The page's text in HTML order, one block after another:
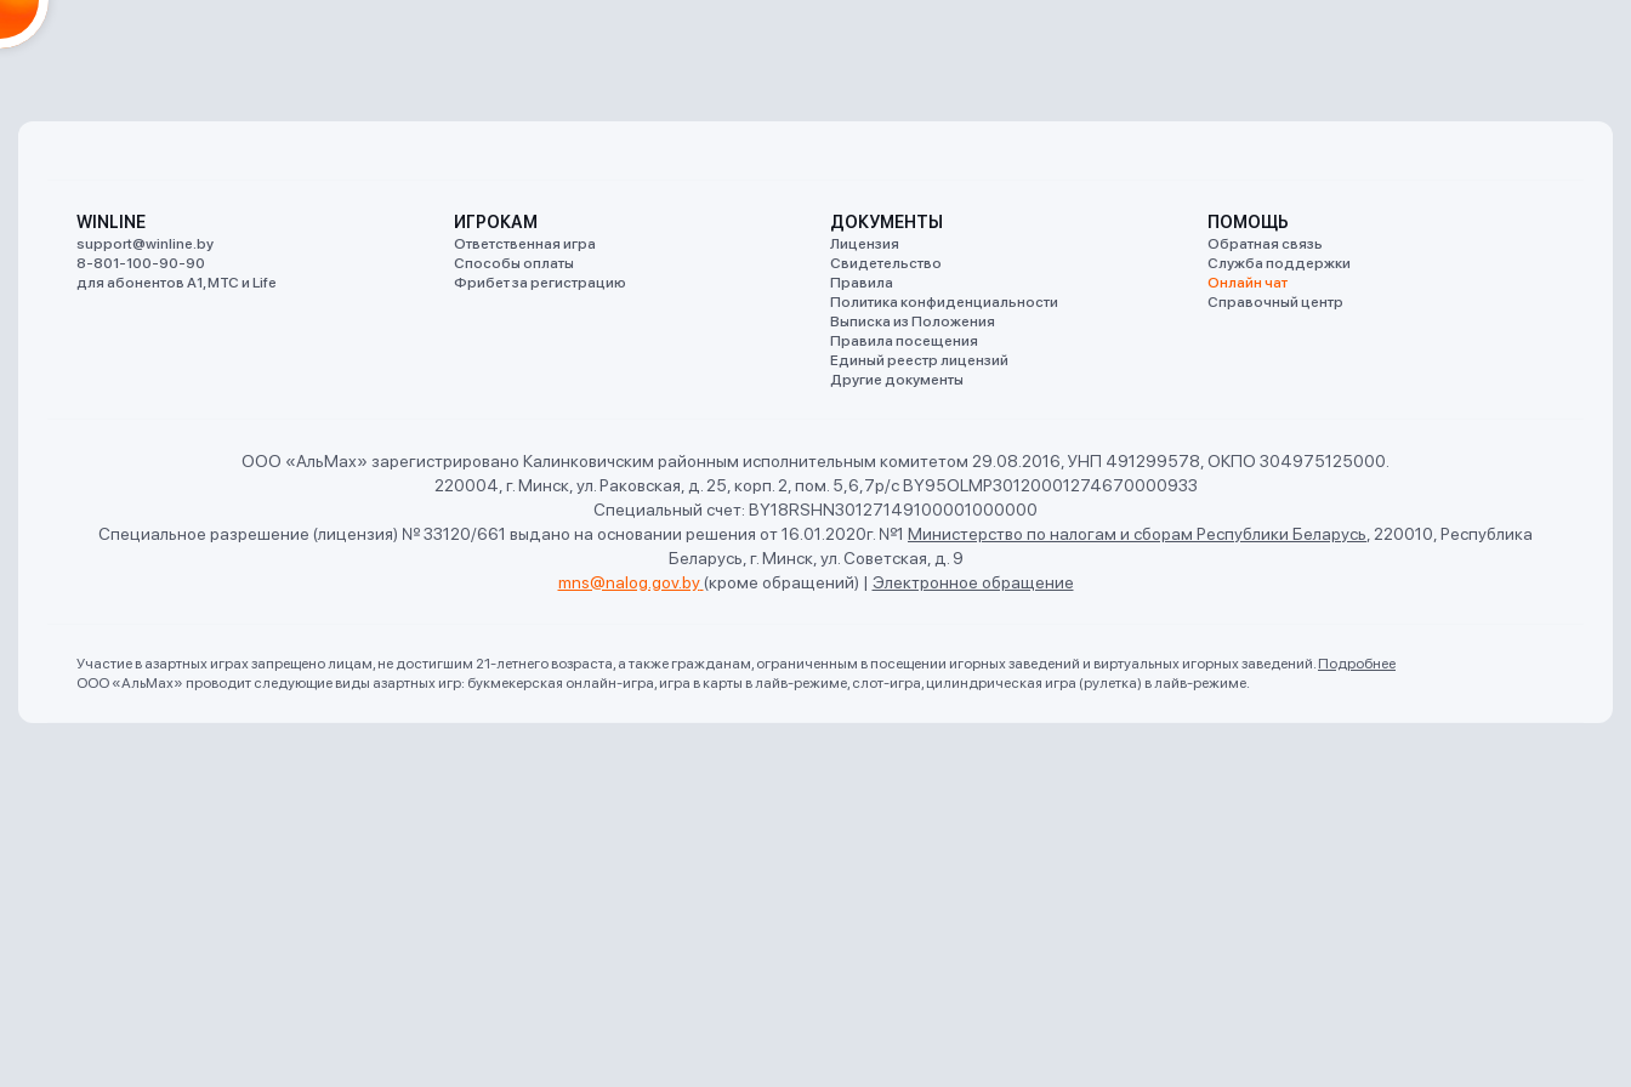
WINLINE
support@winline.by
8-801-100-90-90
для абонентов A1, МТС и Life
ИГРОКАМ
Ответственная игра
Способы оплаты
Фрибет за регистрацию
ДОКУМЕНТЫ
Лицензия
Свидетельство
Правила
Политика конфиденциальности
Выписка из Положения
Правила посещения
Единый реестр лицензий
Другие документы
ПОМОЩЬ
Обратная связь
Служба поддержки
Онлайн чат
Справочный центр
ООО «АльMах» зарегистрировано Калинковичским районным исполнительным комитетом 29.08.2016, УНП 491299578, ОКПО 304975125000.
220004, г. Минск, ул. Раковская, д. 25, корп. 2, пом. 5,6,7р/с BY95OLMP30120001274670000933
Специальный счет: BY18RSHN30127149100001000000
Специальное разрешение (лицензия) № 33120/661 выдано на основании решения от 16.01.2020г. №1 Министерство по налогам и сборам Республики Беларусь 220010, Республика
Беларусь, г. Минск, ул. Советская, д. 9
mns@nalog.gov.by (кроме обращений) | Электронное обращение
Участие в азартных играх запрещено лицам, не достигшим 21-летнего возраста, а также гражданам, ограниченным в посещении игорных заведений и виртуальных игорных заведений. Подробнее
ООО «АльМах» проводит следующие виды азартных игр: букмекерская онлайн-игра, игра в карты в лайв-режиме, слот-игра, цилиндрическая игра (рулетка) в лайв-режиме.